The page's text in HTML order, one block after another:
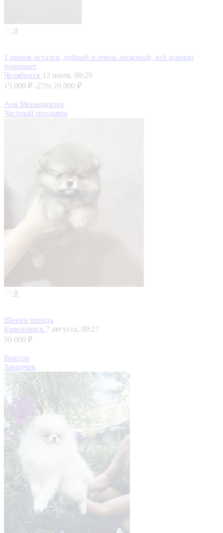
9
1 щенок остался, добрый и очень ласковый, всё хорошо
понимает
Челябинск 12 июля, 09:29
15 000 ₽ -25% 20 000 ₽
Аня Меньщикова
Частный продавец
8
Щенки шпица
Красноярск 7 августа, 09:27
50 000 ₽
Виктор
Заводчик